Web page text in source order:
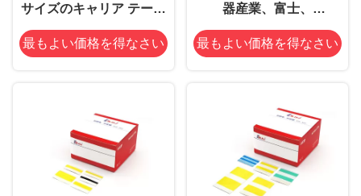
サイズのキャリア テープ
に適当な普遍的なスプラ
イス テープを置く8つの
最もよい価格を得なさい
器産業、富士、
Siemens）のために適し
たKHJ16シリーズ万能接
最もよい価格を得なさい